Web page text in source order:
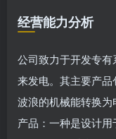
经营能力分析
公司致力于开发专
来发电。其主要产
波浪的机械能转换
产品：一种是设计